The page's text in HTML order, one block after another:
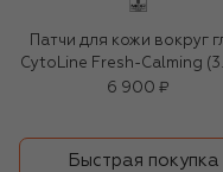
Патчи для кожи вокруг
CytoLine Fresh-Calming
6 900 ₽
Быстрая покупка